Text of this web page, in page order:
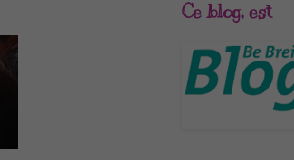
Ce blog, est